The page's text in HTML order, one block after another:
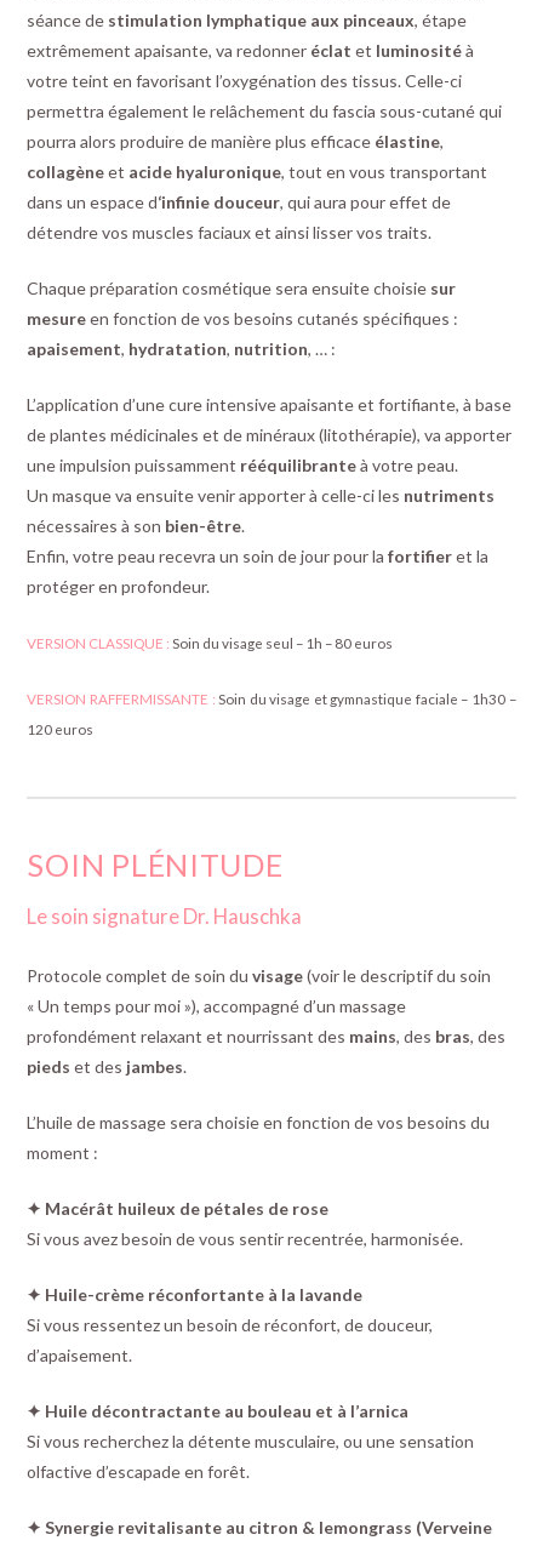
séance de stimulation lymphatique aux pinceaux, étape
extrêmement apaisante, va redonner éclat et luminositéà
votre teint en favorisant l’oxygénation des tissus. Celle-ci
permettra également le relâchement du fascia sous-cutané qui
pourra alors produire de manière plus efficace élastine,
collagèneet acide hyaluronique, tout en vous transportant
dans un espace d‘infinie douceur, qui aura pour effet de
détendre vos muscles faciaux et ainsi lisser vos traits.
Chaque préparation cosmétique sera ensuite choisie sur
mesureen fonction de vos besoins cutanés spécifiques :
apaisement, hydratation, nutrition, … :
L’application d’une cure intensive apaisante et fortifiante, à base
de plantes médicinales et de minéraux (litothérapie), va apporter
une impulsion puissamment rééquilibranteà votre peau.
Un masque va ensuite venir apporter à celle-ci les nutriments
nécessaires à son bien-être.
Enfin, votre peau recevra un soin de jour pour lafortifieret la
protéger en profondeur.
VERSION CLASSIQUE : Soin du visage seul – 1h – 80 euros
VERSION RAFFERMISSANTE : Soin du visage et gymnastique faciale – 1h30 –
120 euros
SOIN PLÉNITUDE
Le soin signature Dr. Hauschka
Protocole complet de soin duvisage(voir le descriptif du soin
« Un temps pour moi »), accompagné d’un massage
profondément relaxant et nourrissant des mains, des bras, des
pieds et des jambes.
L’huile de massage sera choisie en fonction de vos besoins du
moment :
✦ Macérât huileux de pétales de rose
Si vous avez besoin de vous sentir recentrée, harmonisée.
✦ Huile-crème réconfortante à la lavande
Si vous ressentez un besoin de réconfort, de douceur,
d’apaisement.
✦ Huile décontractante au bouleau et à l’arnica
Si vous recherchez la détente musculaire, ou une sensation
olfactive d’escapade en forêt.
✦ Synergie revitalisante au citron & lemongrass (Verveine